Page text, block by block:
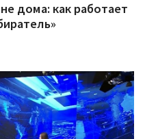
дома: как работает